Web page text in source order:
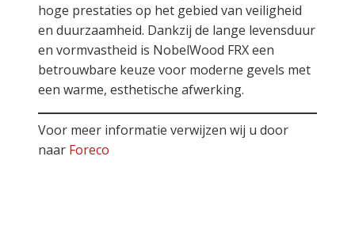
hoge prestaties op het gebied van veiligheid
en duurzaamheid. Dankzij de lange levensduur
en vormvastheid is NobelWood FRX een
betrouwbare keuze voor moderne gevels met
een warme, esthetische afwerking.
Voor meer informatie verwijzen wij u door
naar Foreco